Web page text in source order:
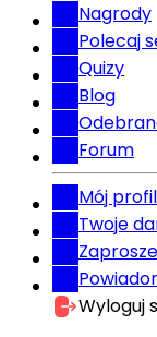
Nagrody
Polecaj
Quizy
Blog
Forum
Mój profil
Twoje
Wyloguj